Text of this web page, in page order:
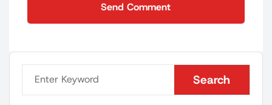
Send Comment
Search
Search